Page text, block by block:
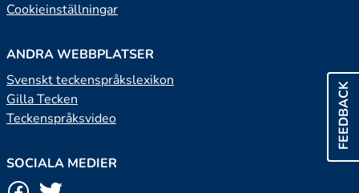
FEEDBACK
Cookieinställningar
ANDRA WEBBPLATSER
Svenskt teckenspråkslexikon
Gilla Tecken
Teckenspråksvideo
SOCIALA MEDIER